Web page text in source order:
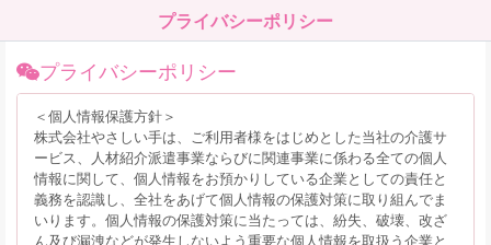
プライバシーポリシー
プライバシーポリシー
＜個人情報保護方針＞
株式会社やさしい手は、ご利用者様をはじめとした当社の介護サ
ービス、人材紹介派遣事業ならびに関連事業に係わる全ての個人
情報に関して、個人情報をお預かりしている企業としての責任と
義務を認識し、全社をあげて個人情報の保護対策に取り組んでま
いります。個人情報の保護対策に当たっては、紛失、破壊、改ざ
ん及び漏洩などが発生しないよう重要な個人情報を取扱う企業と